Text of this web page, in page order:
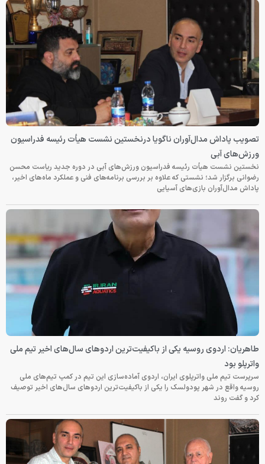
تصویب پاداش مدال‌آوران ناگویا درنخستین نشست هیأت رئیسه فدراسیون
ورزش‌های آبی
نخستین نشست هیأت رئیسه فدراسیون ورزش‌های آبی در دوره جدید ریاست محسن
رضوانی برگزار شد؛ نشستی که علاوه بر بررسی برنامه‌های فنی و عملکرد ماه‌های اخیر،
پاداش مدال‌آوران بازی‌های آسیایی
طاهریان: اردوی روسیه یکی از باکیفیت‌ترین اردوهای سال‌های اخیر تیم ملی
واترپلو بود
سرپرست تیم ملی واترپلوی ایران، اردوی آماده‌سازی این تیم در کمپ تیم‌های ملی
روسیه واقع در شهر پودولسک را یکی از باکیفیت‌ترین اردوهای سال‌های اخیر توصیف
کرد و گفت روند